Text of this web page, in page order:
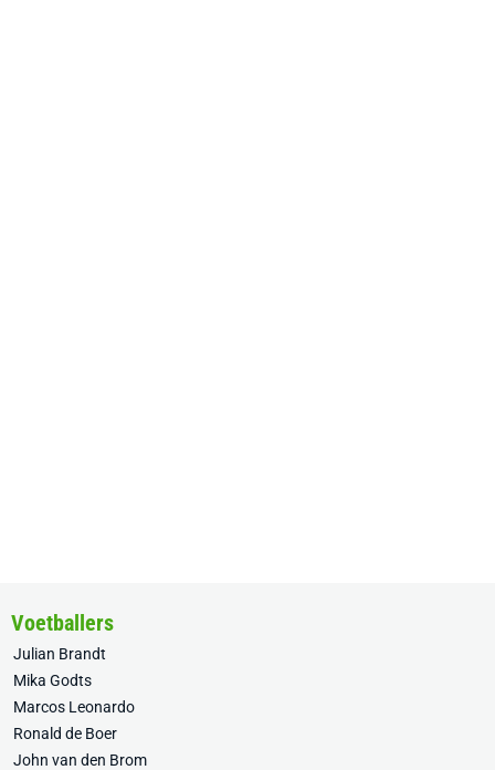
Voetballers
Julian Brandt
Mika Godts
Marcos Leonardo
Ronald de Boer
John van den Brom